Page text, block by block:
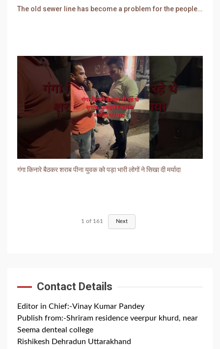
The old sewer line has become a problem for the people. Sewer water is entering people's houses.
गंगा किनारे बैठकर शराब पीना युवक को पड़ा भारी लोगों ने सिखा दी मर्यादा
1 of 161 Next
Contact Details
Editor in Chief:-Vinay Kumar Pandey
Publish from:-Shriram residence veerpur khurd, near
Seema denteal college
Rishikesh Dehradun Uttarakhand